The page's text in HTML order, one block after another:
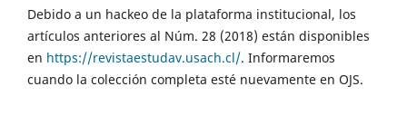
Debido a un hackeo de la plataforma institucional, los
artículos anteriores al Núm. 28 (2018) están disponibles
en https://revistaestudav.usach.cl/. Informaremos
cuando la colección completa esté nuevamente en OJS.